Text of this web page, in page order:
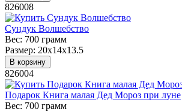
826008
Сундук Волшебство
Вес: 700 грамм
Размер: 20х14х13.5
В корзину
826004
Подарок Книга малая Дед Мороз при луне
Вес: 700 грамм